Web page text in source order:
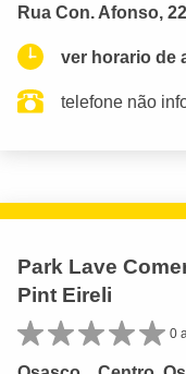
Rua Con. Afonso,
ver horario de
telefone não
Park Lave
Pint Eireli
0